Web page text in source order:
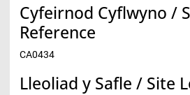
Cyfeirnod Cyflwyno /
Reference
CA0434
Lleoliad y Safle / Site